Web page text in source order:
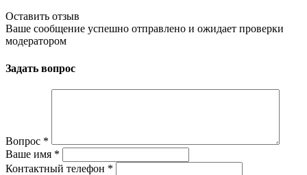
Оставить отзыв
Ваше сообщение успешно отправлено и ожидает проверки
модератором
Задать вопрос
Вопрос *
Ваше имя *
Контактный телефон *